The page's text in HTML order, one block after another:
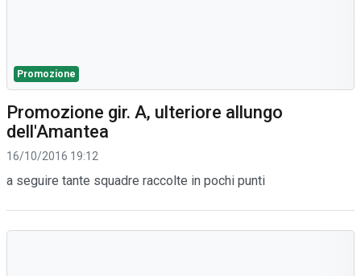
Promozione
Promozione gir. A, ulteriore allungo
dell'Amantea
16/10/2016 19:12
a seguire tante squadre raccolte in pochi punti